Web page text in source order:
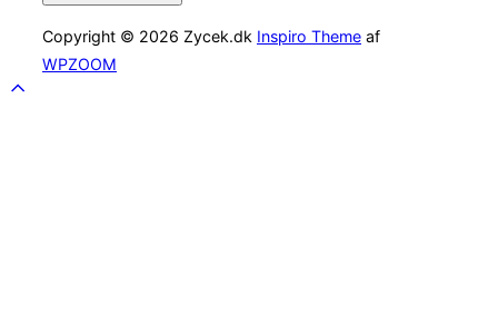
Copyright © 2026 Zycek.dk Inspiro Theme af
WPZOOM